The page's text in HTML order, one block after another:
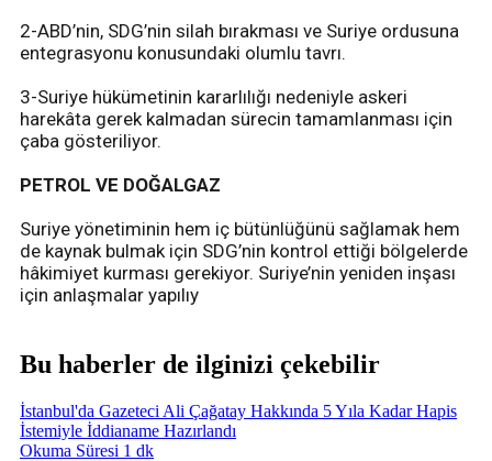
2-ABD’nin, SDG’nin silah bırakması ve Suriye ordusuna
entegrasyonu konusundaki olumlu tavrı.
3-Suriye hükümetinin kararlılığı nedeniyle askeri
harekâta gerek kalmadan sürecin tamamlanması için
çaba gösteriliyor.
PETROL VE DOĞALGAZ
Suriye yönetiminin hem iç bütünlüğünü sağlamak hem
de kaynak bulmak için SDG’nin kontrol ettiği bölgelerde
hâkimiyet kurması gerekiyor. Suriye’nin yeniden inşası
için anlaşmalar yapılıy
Bu haberler de ilginizi çekebilir
İstanbul'da Gazeteci Ali Çağatay Hakkında 5 Yıla Kadar Hapis
İstemiyle İddianame Hazırlandı
Okuma Süresi 1 dk